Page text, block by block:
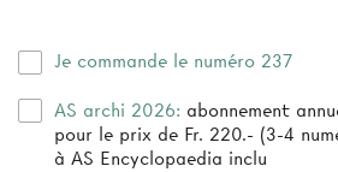
Je commande le numéro 237
AS archi 2026: abonnement
pour le prix de Fr. 220.- (3-4 numéros par année) Accès
à AS Encyclopaedia inclu